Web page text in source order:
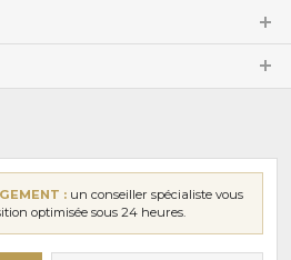
: un conseiller spécialiste vous
optimisée sous 24 heures.